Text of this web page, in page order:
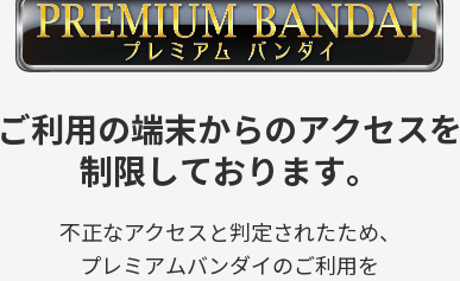
ご利用の端末からのアクセスを
制限しております。
不正なアクセスと判定されたため、
プレミアムバンダイのご利用を